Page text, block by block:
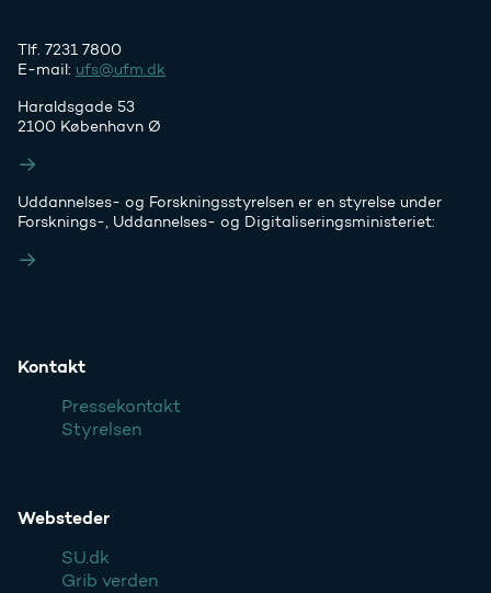
Tlf. 7231 7800
E-mail: ufs@ufm.dk
Haraldsgade 53
2100 København Ø
Uddannelses- og Forskningsstyrelsen er en styrelse under
Forsknings-, Uddannelses- og Digitaliseringsministeriet:
Kontakt
Pressekontakt
Styrelsen
Websteder
SU.dk
Grib verden